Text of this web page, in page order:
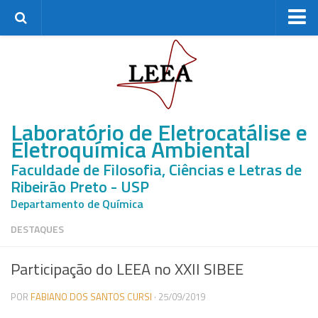
Ex-membros
Mestrandos
Doutorandos
Pós-Doutores
Projetos de Pesquisa
Recursos Disponíveis
Laboratório de Eletrocatálise e
Eletroquímica Ambiental
Faculdade de Filosofia, Ciências e Letras de
Ribeirão Preto - USP
Departamento de Química
DESTAQUES
Participação do LEEA no XXII SIBEE
POR FABIANO DOS SANTOS CURSI · 25/09/2019